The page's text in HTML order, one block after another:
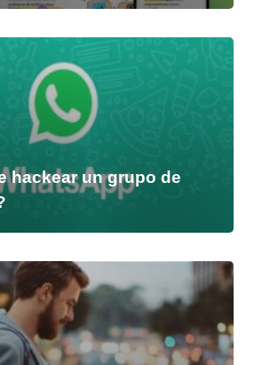
hackear un grupo de